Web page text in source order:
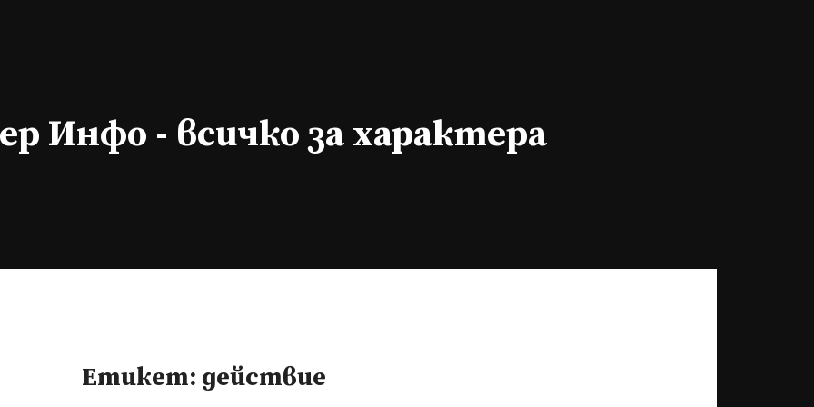
Инфо - всичко за характера
Етикет: действие